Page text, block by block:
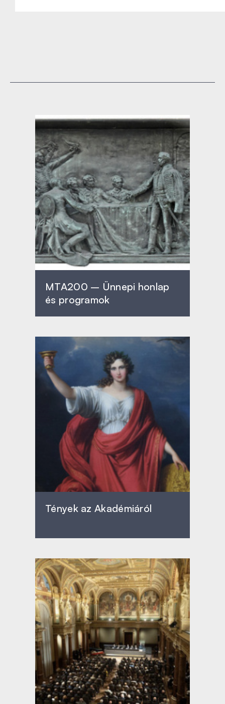
MTA200 – Ünnepi honlap
és programok
Tények az Akadémiáról